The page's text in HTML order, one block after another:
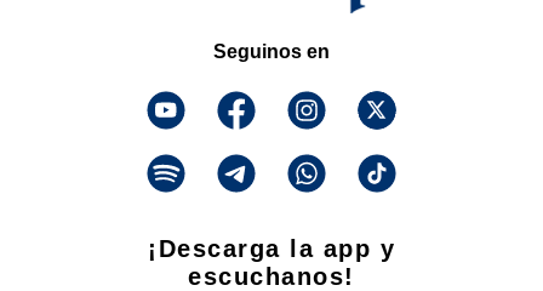
Seguinos en
¡Descarga la app y
escuchanos!